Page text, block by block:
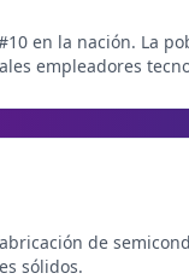
en la nación. La
empleadores
de
sólidos.